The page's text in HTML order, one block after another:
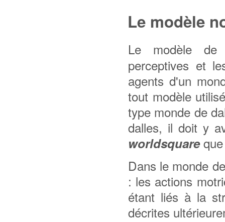
Le modèle
Le modèle
perceptives et
agents d'un
tout modèle
type monde de
dalles, il doit y
worldsquareque
Dans le monde
: les actions
étant liés à la
décrites